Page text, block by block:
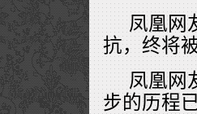
凤凰网
抗，终将
凤凰网
步的历程